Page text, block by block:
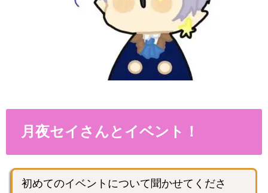
月夜セイさんとイベント！
初めてのイベントについて聞かせてくださ